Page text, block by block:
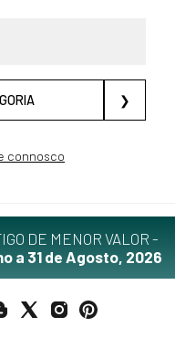
❯
connosco
DE MENOR VALOR -
a 31 de Agosto, 2026